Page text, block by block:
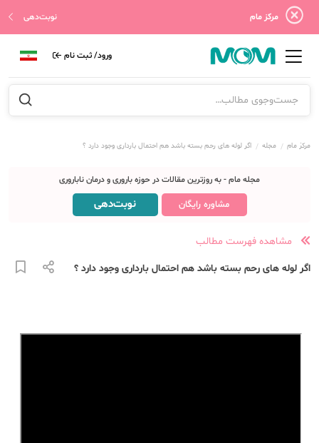
مرکز مام نوبت‌دهی
ورود/ ثبت نام
مرکز مام مجله اگر لوله های رحم بسته باشد هم احتمال بارداری وجود دارد ؟
مجله مام - به روزترین مقالات در حوزه باروری و درمان ناباروری
مشاوره رایگان نوبت‌دهی
مشاهده فهرست مطالب
اگر لوله های رحم بسته باشد هم احتمال بارداری وجود دارد ؟